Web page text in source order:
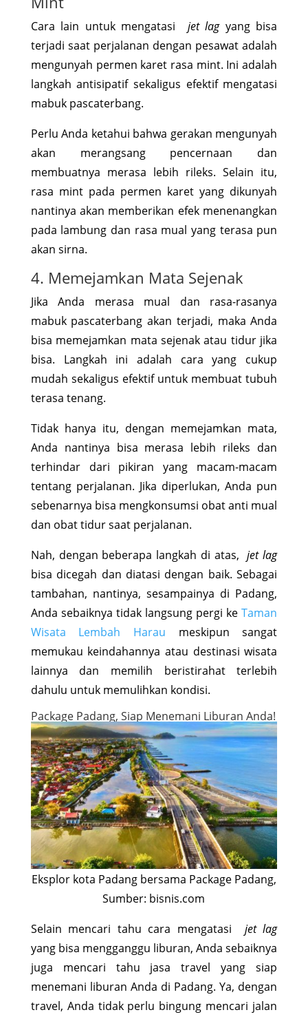
Cara lain untuk mengatasi jet lagyang bisa
terjadi saat perjalanan dengan pesawat adalah
mengunyah permen karet rasa mint. Ini adalah
langkah antisipatif sekaligus efektif mengatasi
mabuk pascaterbang.
Perlu Anda ketahui bahwa gerakan mengunyah
akan merangsang pencernaan dan
membuatnya merasa lebih rileks. Selain itu,
rasa mint pada permen karet yang dikunyah
nantinya akan memberikan efek menenangkan
pada lambung dan rasa mual yang terasa pun
akan sirna.
4. Memejamkan Mata Sejenak
Jika Anda merasa mual dan rasa-rasanya
mabuk pascaterbang akan terjadi, maka Anda
bisa memejamkan mata sejenak atau tidur jika
bisa. Langkah ini adalah cara yang cukup
mudah sekaligus efektif untuk membuat tubuh
terasa tenang.
Tidak hanya itu, dengan memejamkan mata,
Anda nantinya bisa merasa lebih rileks dan
terhindar dari pikiran yang macam-macam
tentang perjalanan. Jika diperlukan, Anda pun
sebenarnya bisa mengkonsumsi obat anti mual
dan obat tidur saat perjalanan.
Nah, dengan beberapa langkah di atas,jet lag
bisa dicegah dan diatasi dengan baik. Sebagai
tambahan, nantinya, sesampainya di Padang,
Anda sebaiknya tidak langsung pergi keTaman
Wisata Lembah Harau meskipun sangat
memukau keindahannya atau destinasi wisata
lainnya dan memilih beristirahat terlebih
dahulu untuk memulihkan kondisi.
Package Padang, Siap Menemani Liburan Anda!
Eksplor kota Padang bersama Package Padang,
Sumber: bisnis.com
Selain mencari tahu cara mengatasi jet lag
yang bisa mengganggu liburan, Anda sebaiknya
juga mencari tahu jasa travel yang siap
menemani liburan Anda di Padang. Ya, dengan
travel, Anda tidak perlu bingung mencari jalan